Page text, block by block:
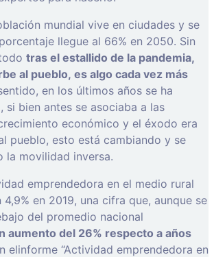
mundial vive en ciudades y se
llegue al 66% en 2050. Sin
tras el estallido de la pandemia,
al pueblo, es algo cada vez más
en los últimos años se ha
si bien antes se asociaba a las
económico y el éxodo era
pueblo, esto está cambiando y se
la movilidad inversa.
emprendedora en el medio rural
4,9% en 2019, una cifra que, aunque se
del promedio nacional
aumento del 26% respecto a años
elinforme “Actividad emprendedora en